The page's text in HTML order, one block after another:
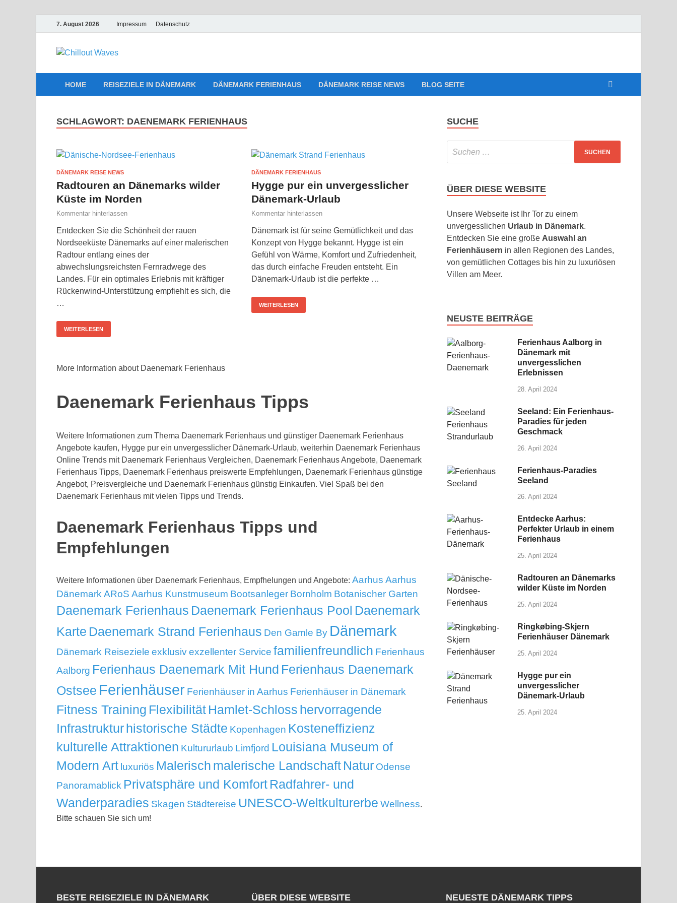
7. August 2026 Impressum Datenschutz
Chillout Waves Relaxing Music
HOME REISEZIELE IN DÄNEMARK DÄNEMARK FERIENHAUS DÄNEMARK REISE NEWS BLOG SEITE
SCHLAGWORT: DAENEMARK FERIENHAUS
DÄNEMARK REISE NEWS
Radtouren an Dänemarks wilder
Küste im Norden
Kommentar hinterlassen
Entdecken Sie die Schönheit der rauen
Nordseeküste Dänemarks auf einer malerischen
Radtour entlang eines der
abwechslungsreichsten Fernradwege des
Landes. Für ein optimales Erlebnis mit kräftiger
Rückenwind-Unterstützung empfiehlt es sich, die
…
WEITERLESEN
DÄNEMARK FERIENHAUS
Hygge pur ein unvergesslicher
Dänemark-Urlaub
Kommentar hinterlassen
Dänemark ist für seine Gemütlichkeit und das
Konzept von Hygge bekannt. Hygge ist ein
Gefühl von Wärme, Komfort und Zufriedenheit,
das durch einfache Freuden entsteht. Ein
Dänemark-Urlaub ist die perfekte …
WEITERLESEN
More Information about Daenemark Ferienhaus
Daenemark Ferienhaus Tipps
Weitere Informationen zum Thema Daenemark Ferienhaus und günstiger Daenemark Ferienhaus
Angebote kaufen, Hygge pur ein unvergesslicher Dänemark-Urlaub, weiterhin Daenemark Ferienhaus
Online Trends mit Daenemark Ferienhaus Vergleichen, Daenemark Ferienhaus Angebote, Daenemark
Ferienhaus Tipps, Daenemark Ferienhaus preiswerte Empfehlungen, Daenemark Ferienhaus günstige
Angebot, Preisvergleiche und Daenemark Ferienhaus günstig Einkaufen. Viel Spaß bei den
Daenemark Ferienhaus mit vielen Tipps und Trends.
Daenemark Ferienhaus Tipps und
Empfehlungen
Weitere Informationen über Daenemark Ferienhaus, Empfhelungen und Angebote: Aarhus Aarhus
Dänemark ARoS Aarhus Kunstmuseum Bootsanleger Bornholm Botanischer Garten
Daenemark Ferienhaus Daenemark Ferienhaus Pool Daenemark
Karte Daenemark Strand Ferienhaus Den Gamle By Dänemark
Dänemark Reiseziele exklusivexzellenter Service familienfreundlich Ferienhaus
Aalborg Ferienhaus Daenemark Mit Hund Ferienhaus Daenemark
Ostsee Ferienhäuser Ferienhäuser in Aarhus Ferienhäuser in Dänemark
Fitness Training Flexibilität Hamlet-Schloss hervorragende
Infrastrukturhistorische Städte Kopenhagen Kosteneffizienz
kulturelle Attraktionen Kultururlaub Limfjord Louisiana Museum of
Modern Art luxuriös Malerisch malerische Landschaft Natur Odense
Panoramablick Privatsphäre und Komfort Radfahrer- und
Wanderparadies Skagen Städtereise UNESCO-Weltkulturerbe Wellness.
Bitte schauen Sie sich um!
SUCHE
ÜBER DIESE WEBSITE
Unsere Webseite ist Ihr Tor zu einem
unvergesslichen Urlaub in Dänemark.
Entdecken Sie eine große Auswahl an
Ferienhäusern in allen Regionen des Landes,
von gemütlichen Cottages bis hin zu luxuriösen
Villen am Meer.
NEUSTE BEITRÄGE
Ferienhaus Aalborg in
Dänemark mit
unvergesslichen
Erlebnissen
28. April 2024
Seeland: Ein Ferienhaus-
Paradies für jeden
Geschmack
26. April 2024
Ferienhaus-Paradies
Seeland
26. April 2024
Entdecke Aarhus:
Perfekter Urlaub in einem
Ferienhaus
25. April 2024
Radtouren an Dänemarks
wilder Küste im Norden
25. April 2024
Ringkøbing-Skjern
Ferienhäuser Dänemark
25. April 2024
Hygge pur ein
unvergesslicher
Dänemark-Urlaub
25. April 2024
BESTE REISEZIELE IN DÄNEMARK ÜBER DIESE WEBSITE NEUESTE DÄNEMARK TIPPS